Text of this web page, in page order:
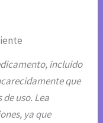
incluido
que
uso. Lea
ya que